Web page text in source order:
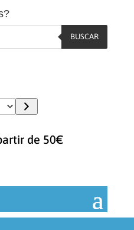
BUSCAR
de 50€